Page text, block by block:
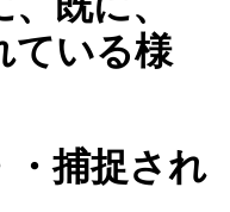
ている様
・捕捉され